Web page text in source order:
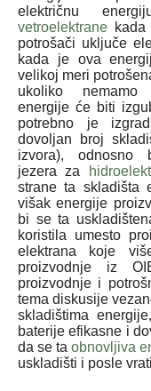
električnu
vetroelektrane
potrošači uključe
kada je ova
velikoj meri
ukoliko nemamo
energije će biti
potrebno je
dovoljan broj
izvora), odnosno
jezera za
strane ta skladišta
višak energije
bi se ta
koristila umesto
elektrana koje
proizvodnje iz
proizvodnje i
tema diskusije
skladištima
baterije efikasne i
da se taobnovljiva
uskladišti i posle